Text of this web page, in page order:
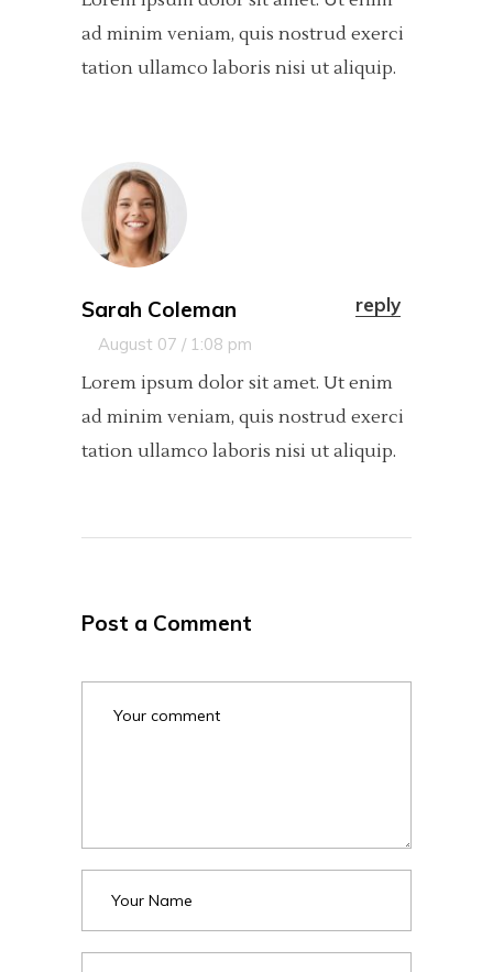
ad minim veniam, quis nostrud exerci
tation ullamco laboris nisi ut aliquip.
reply
Sarah Coleman
August 07 / 1:08 pm
Lorem ipsum dolor sit amet. Ut enim
ad minim veniam, quis nostrud exerci
tation ullamco laboris nisi ut aliquip.
Post a Comment